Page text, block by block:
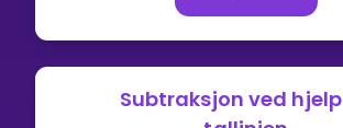
Subtraksjon ved